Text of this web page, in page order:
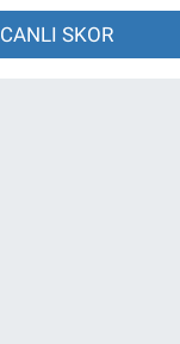
CANLI SKOR